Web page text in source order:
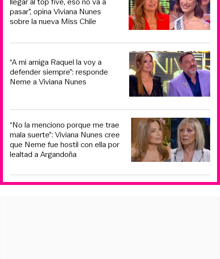
pasar”, opina Viviana Nunes
sobre la nueva Miss Chile
“A mi amiga Raquel la voy a
defender siempre”: responde
Neme a Viviana Nunes
“No la menciono porque me trae
mala suerte”: Viviana Nunes cree
que Neme fue hostil con ella por
lealtad a Argandoña